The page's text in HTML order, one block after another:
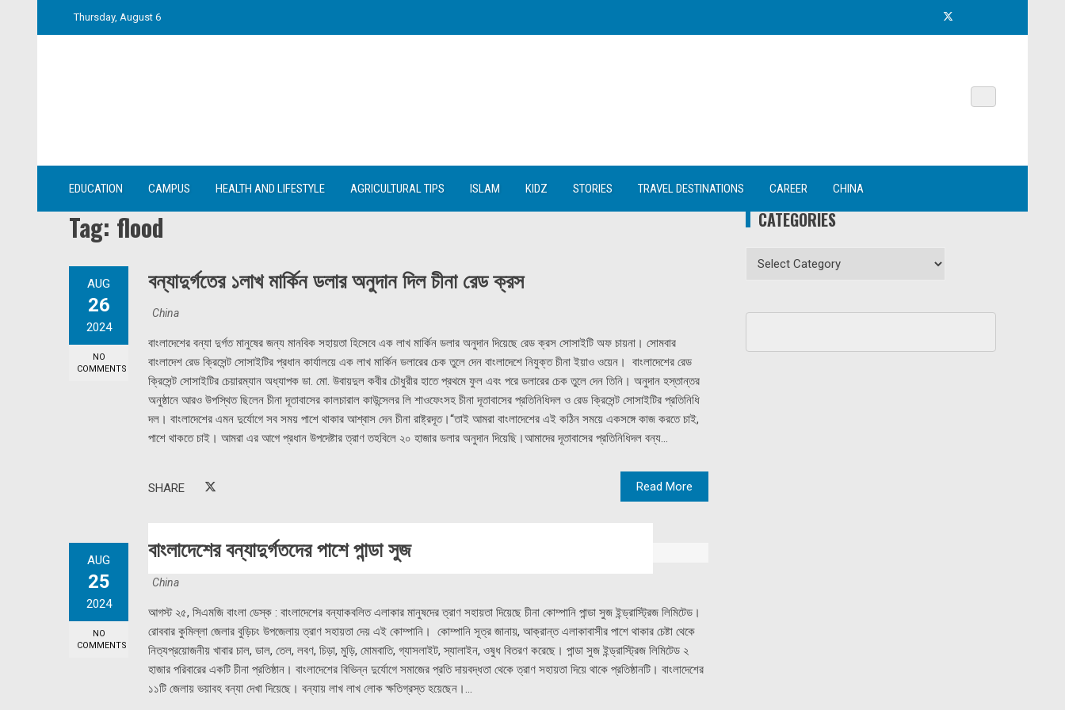
Thursday, August 6
EDUCATION CAMPUS HEALTH AND LIFESTYLE AGRICULTURAL TIPS ISLAM KIDZ STORIES TRAVEL DESTINATIONS CAREER CHINA
Tag: flood
AUG
26
2024
NO
COMMENTS
বন্যাদুর্গতের ১লাখ মার্কিন ডলার অনুদান দিল চীনা রেড ক্রস
China
বাংলাদেশের বন্যা দুর্গত মানুষের জন্য মানবিক সহায়তা হিসেবে এক লাখ মার্কিন ডলার অনুদান দিয়েছে রেড ক্রস সোসাইটি অফ চায়না। সোমবার
বাংলাদেশ রেড ক্রিসেন্ট সোসাইটির প্রধান কার্যালয়ে এক লাখ মার্কিন ডলারের চেক তুলে দেন বাংলাদেশে নিযুক্ত চীনা ইয়াও ওয়েন। বাংলাদেশের রেড
ক্রিসেন্ট সোসাইটির চেয়ারম্যান অধ্যাপক ডা. মো. উবায়দুল কবীর চৌধুরীর হাতে প্রথমে ফুল এবং পরে ডলারের চেক তুলে দেন তিনি। অনুদান হস্তান্তর
অনুষ্ঠানে আরও উপস্থিত ছিলেন চীনা দূতাবাসের কালচারাল কাউন্সেলর লি শাওফেংসহ চীনা দূতাবাসের প্রতিনিধিদল ও রেড ক্রিসেন্ট সোসাইটির প্রতিনিধি
দল। বাংলাদেশের এমন দুর্যোগে সব সময় পাশে থাকার আশ্বাস দেন চীনা রাষ্ট্রদূত।“তাই আমরা বাংলাদেশের এই কঠিন সময়ে একসঙ্গে কাজ করতে চাই,
পাশে থাকতে চাই। আমরা এর আগে প্রধান উপদেষ্টার ত্রাণ তহবিলে ২০ হাজার ডলার অনুদান দিয়েছি।আমাদের দূতাবাসের প্রতিনিধিদল বন্য...
Read More
SHARE
AUG
25
2024
NO
COMMENTS
বাংলাদেশের বন্যাদুর্গতদের পাশে পান্ডা সুজ
China
আগস্ট ২৫, সিএমজি বাংলা ডেস্ক : বাংলাদেশের বন্যাকবলিত এলাকার মানুষদের ত্রাণ সহায়তা দিয়েছে চীনা কোম্পানি পান্ডা সুজ ইন্ড্রাস্ট্রিজ লিমিটেড।
রোববার কুমিল্লা জেলার বুড়িচং উপজেলায় ত্রাণ সহায়তা দেয় এই কোম্পানি। কোম্পানি সূত্র জানায়, আক্রান্ত এলাকাবাসীর পাশে থাকার চেষ্টা থেকে
নিত্যপ্রয়োজনীয় খাবার চাল, ডাল, তেল, লবণ, চিড়া, মুড়ি, মোমবাতি, গ্যাসলাইট, স্যালাইন, ওষুধ বিতরণ করেছে। পান্ডা সুজ ইন্ড্রাস্ট্রিজ লিমিটেড ২
হাজার পরিবারের একটি চীনা প্রতিষ্ঠান। বাংলাদেশের বিভিন্ন দুর্যোগে সমাজের প্রতি দায়বদ্ধতা থেকে ত্রাণ সহায়তা দিয়ে থাকে প্রতিষ্ঠানটি। বাংলাদেশের
১১টি জেলায় ভয়াবহ বন্যা দেখা দিয়েছে। বন্যায় লাখ লাখ লোক ক্ষতিগ্রস্ত হয়েছেন।...
CATEGORIES
Categories